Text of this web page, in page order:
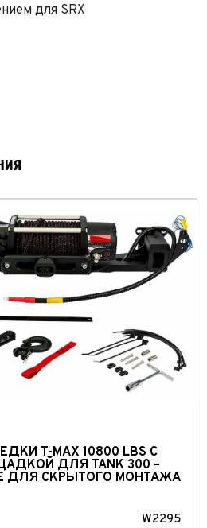
для SRX
T-MAX 10800 LBS С
ДЛЯ TANK 300 –
ДЛЯ СКРЫТОГО МОНТАЖА
W2295
связь
на оценку